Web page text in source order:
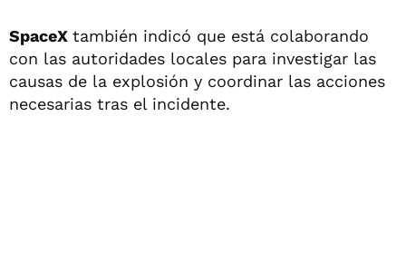
SpaceX también indicó que está colaborando
con las autoridades locales para investigar las
causas de la explosión y coordinar las acciones
necesarias tras el incidente.